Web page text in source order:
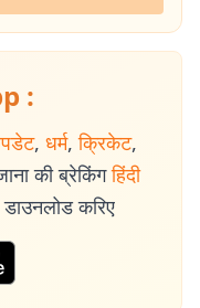
:
, धर्म, क्रिकेट,
की ब्रेकिंग हिंदी
करिए